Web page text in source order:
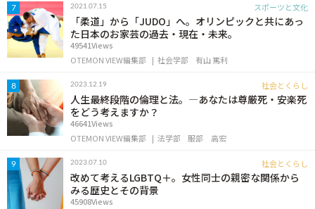
7 2021.07.15 スポーツと文化
「柔道」から「JUDO」へ。オリンピックと共にあっ
た日本のお家芸の過去・現在・未来。
49541Views
OTEMON VIEW編集部
社会学部 有山 篤利
8 2023.12.19 社会とくらし
人生最終段階の倫理と法。―あなたは尊厳死・安楽死
をどう考えますか？
46641Views
OTEMON VIEW編集部
法学部 服部 高宏
9 2023.07.10 社会とくらし
改めて考えるLGBTQ＋。女性同士の親密な関係から
みる歴史とその背景
45908Views